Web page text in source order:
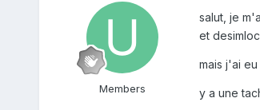
Members
salut, je
et
mais j'ai
y a une